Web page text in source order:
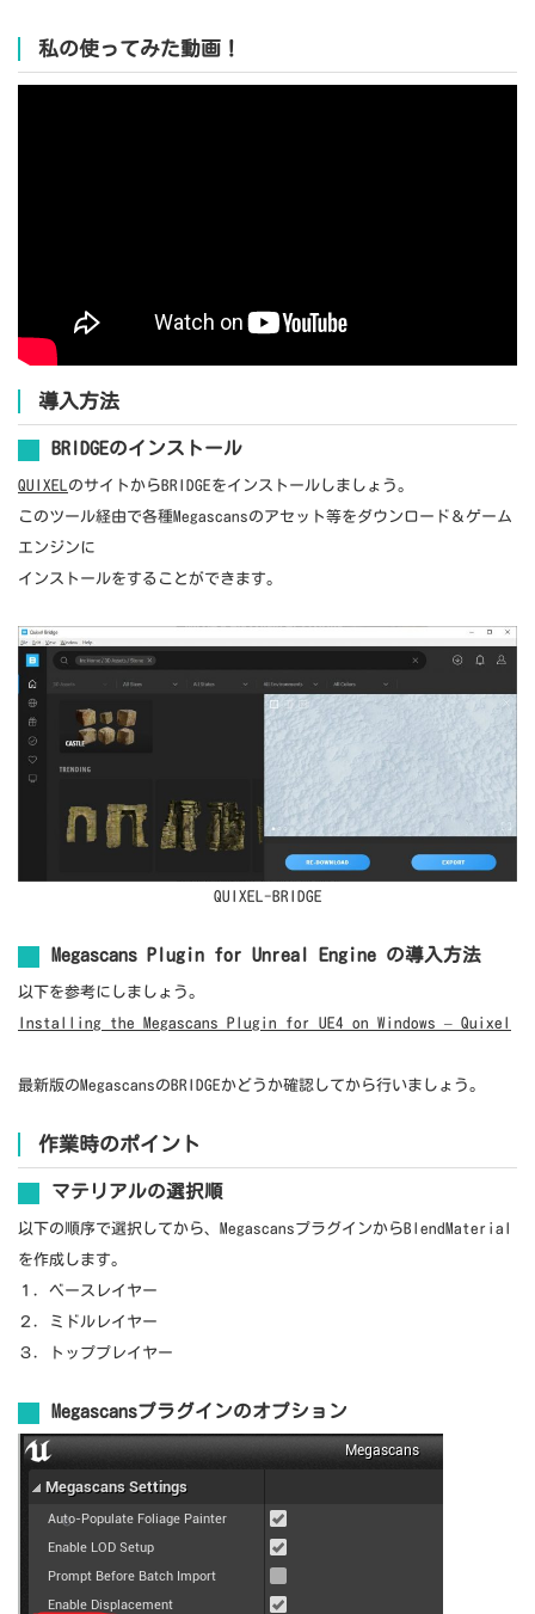
私の使ってみた動画！
導入方法
BRIDGEのインストール
QUIXELのサイトからBRIDGEをインストールしましょう。
このツール経由で各種Megascansのアセット等をダウンロード＆ゲーム
エンジンに
インストールをすることができます。
QUIXEL-BRIDGE
Megascans Plugin for Unreal Engine の導入方法
以下を参考にしましょう。
Installing the Megascans Plugin for UE4 on Windows – Quixel
最新版のMegascansのBRIDGEかどうか確認してから行いましょう。
作業時のポイント
マテリアルの選択順
以下の順序で選択してから、MegascansプラグインからBlendMaterial
を作成します。
１．ベースレイヤー
２．ミドルレイヤー
３．トッププレイヤー
Megascansプラグインのオプション